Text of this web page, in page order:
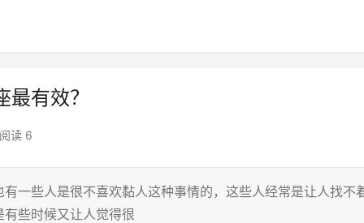
有效？
阅读 6
一些人是很不喜欢黏人这种事情的，这些人经常是让人找不
些时候又让人觉得很